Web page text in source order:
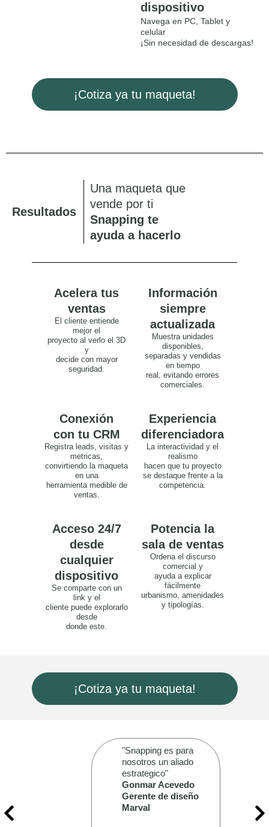
dispositivo
Navega en PC, Tablet y
celular
¡Sin necesidad de descargas!
¡Cotiza ya tu maqueta!
Resultados
Una maqueta que
vende por ti
Snapping te
ayuda a hacerlo
Acelera tus
ventas
El cliente entiende
mejor el
proyecto al verlo el 3D
y
decide con mayor
seguridad.
Información
siempre
actualizada
Muestra unidades
disponibles,
separadas y vendidas
en tiempo
real, evitando errores
comerciales.
Conexión
con tu CRM
Registra leads, visitas y
metricas,
convirtiendo la maqueta
en una
herramienta medible de
ventas.
Experiencia
diferenciadora
La interactividad y el
realismo
hacen que tu proyecto
se destaque frente a la
competencia.
Acceso 24/7
desde
cualquier
dispositivo
Se comparte con un
link y el
cliente puede explorarlo
desde
donde este.
Potencia la
sala de ventas
Ordena el discurso
comercial y
ayuda a explicar
fácilmente
urbanismo, amenidades
y tipologías.
¡Cotiza ya tu maqueta!
"Snapping es para
nosotros un aliado
estrategico"
Gonmar Acevedo
Gerente de diseño
Marval